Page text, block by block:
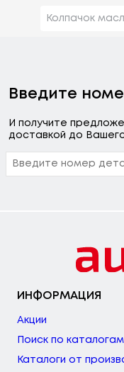
Колпачок
Введите
И получите
доставкой до
ИНФОРМАЦИЯ
Акции
Поиск по каталогам
Каталоги от